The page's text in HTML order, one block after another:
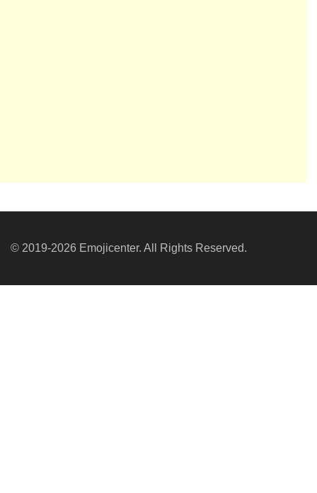
© 2019-2026 Emojicenter. All Rights Reserved.